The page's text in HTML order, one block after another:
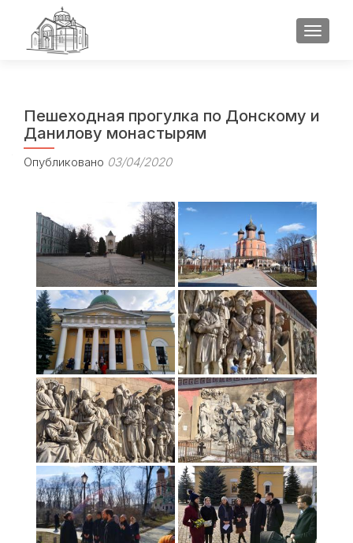
Пешеходная прогулка по Донскому и
Данилову монастырям
Опубликовано 03/04/2020